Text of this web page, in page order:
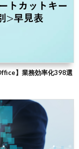
】業務効率化398選